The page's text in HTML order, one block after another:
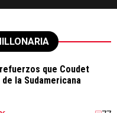
que Coudet
la Sudamericana